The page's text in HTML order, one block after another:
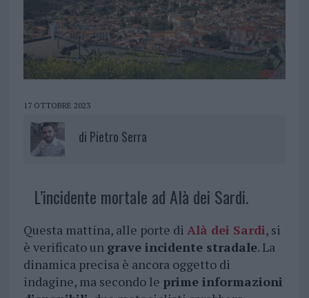
17 OTTOBRE 2023
di Pietro Serra
L’incidente mortale ad Alà dei Sardi.
Questa mattina, alle porte di Alà dei Sardi, si
è verificato un grave incidente stradale. La
dinamica precisa è ancora oggetto di
indagine, ma secondo le prime informazioni